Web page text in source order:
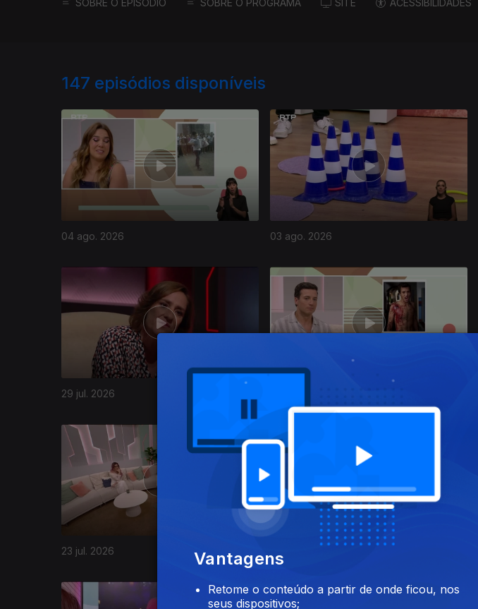
SOBRE O EPISÓDIO SOBRE O PROGRAMA SITE ACESSIBILIDADES
147 episódios disponíveis
04 ago. 2026 03 ago. 2026
29 jul. 2026
23 jul. 2026
943835
Vantagens
Retome o conteúdo a partir de onde ficou, nos
seus dispositivos;